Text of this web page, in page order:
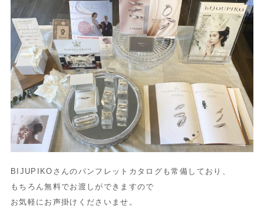
BIJUPIKOさんのパンフレットカタログも常備しており、
もちろん無料でお渡しができますので
お気軽にお声掛けくださいませ。